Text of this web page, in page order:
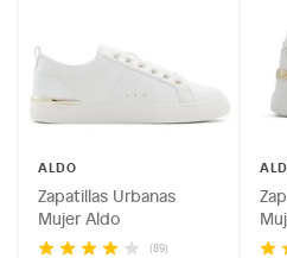
ALDO
Zapatillas Urbanas
Mujer Aldo
(89)